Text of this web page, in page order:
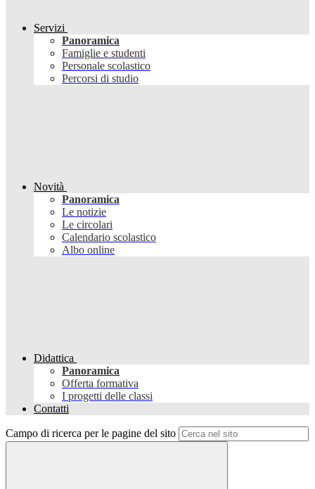
Servizi
Panoramica
Famiglie e studenti
Personale scolastico
Percorsi di studio
Novità
Panoramica
Le notizie
Le circolari
Calendario scolastico
Albo online
Didattica
Panoramica
Offerta formativa
I progetti delle classi
Contatti
Campo di ricerca per le pagine del sito